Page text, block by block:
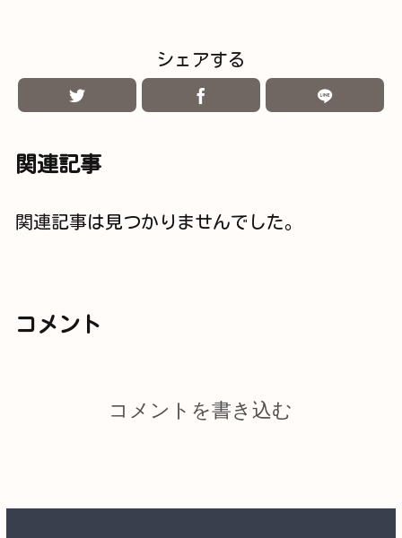
シェアする
関連記事
関連記事は見つかりませんでした。
コメント
コメントを書き込む